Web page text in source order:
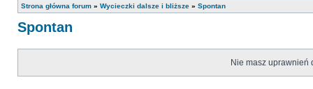
Strona główna forum » Wycieczki dalsze i bliższe » Spontan
Spontan
Nie masz uprawnień